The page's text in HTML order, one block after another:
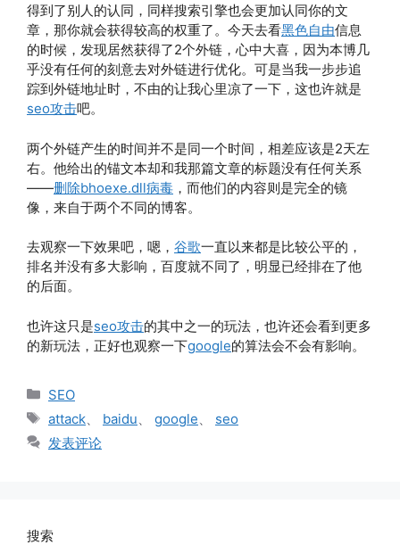
得到了别人的认同，同样搜索引擎也会更加认同你的文
章，那你就会获得较高的权重了。今天去看黑色自由信息
的时候，发现居然获得了2个外链，心中大喜，因为本博几
乎没有任何的刻意去对外链进行优化。可是当我一步步追
踪到外链地址时，不由的让我心里凉了一下，这也许就是
seo攻击吧。
两个外链产生的时间并不是同一个时间，相差应该是2天左
右。他给出的锚文本却和我那篇文章的标题没有任何关系
——删除bhoexe.dll病毒 ，而他们的内容则是完全的镜
像，来自于两个不同的博客。
去观察一下效果吧，嗯， 谷歌一直以来都是比较公平的，
排名并没有多大影响，百度就不同了，明显已经排在了他
的后面。
也许这只是seo攻击的其中之一的玩法，也许还会看到更多
的新玩法，正好也观察一下google的算法会不会有影响。
分
类
SEO
标
签
attack baidu google
seo
发表评论
搜索